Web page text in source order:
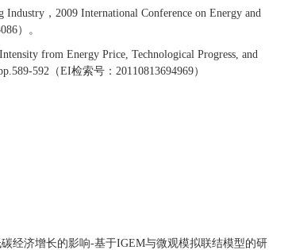
，2009 International Conference on Energy and
）。
from Energy Price, Technological Progress, and
592（EI检索号：20110813694969）
经济增长的影响-基于IGEM与微观模拟联结模型的研